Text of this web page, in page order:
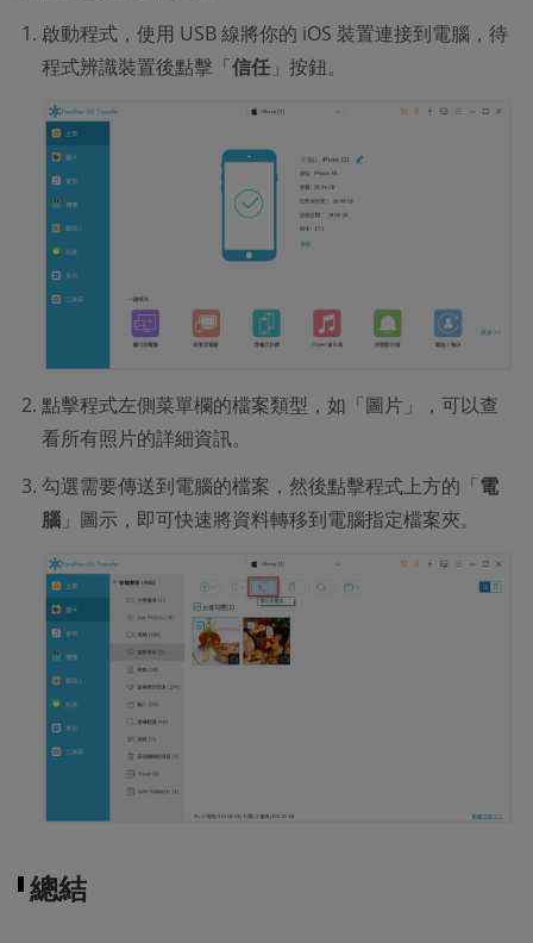
啟動程式，使用 USB 線將你的 iOS 裝置連接到電腦，待
程式辨識裝置後點擊「信任 」按鈕。
點擊程式左側菜單欄的檔案類型，如「圖片」，可以查
看所有照片的詳細資訊。
勾選需要傳送到電腦的檔案，然後點擊程式上方的「電
腦 」圖示，即可快速將資料轉移到電腦指定檔案夾。
總結